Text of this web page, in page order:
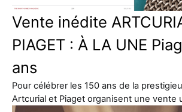
Vente inédite
PIAGET : À LA UNE
ans
Pour célébrer les 150 ans de la
Artcurial et Piaget organisent une vente